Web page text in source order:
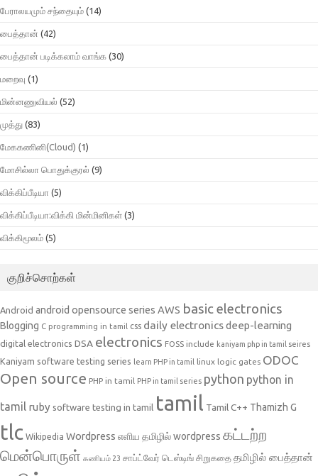
பேராலயமும் சந்தையும் (14)
பைத்தான் (42)
பைத்தான் படிக்கலாம் வாங்க (30)
மறைவு (1)
மின்னணுவியல் (52)
முத்து (83)
மேககணினி(Cloud) (1)
மோசில்லா பொதுக்குரல் (9)
விக்கிப்பீடியா (5)
விக்கிப்பீடியா:விக்கி மின்மினிகள் (3)
விக்கிமூலம் (5)
குறிச்சொற்கள்
Android android opensource series AWS basic electronics
Blogging C programming in tamil css daily electronicsdeep-learning
digital electronics DSA electronics FOSS include kaniyam php in tamil seires
Kaniyam software testing series learn PHP in tamil linux logic gates ODOC
Open source PHP in tamil PHP in tamil series python python in
tamil ruby software testing in tamil tamil Tamil C++ Thamizh G
tlc Wikipedia Wordpress எளிய தமிழில் wordpress கட்டற்ற
மென்பொருள் கணியம் 23 சாப்ட்வேர் டெஸ்டிங் சிறுகதை தமிழில் பைத்தான்